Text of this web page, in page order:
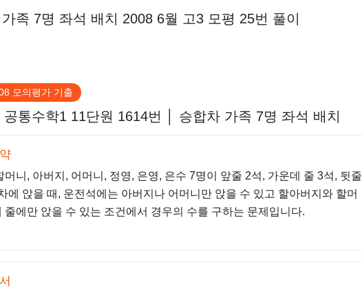
족 7명 좌석 배치 2008 6월 고3 모평 25번 풀이
모의평가 기출
통수학1 11단원 1614번 │ 승합차 가족 7명 좌석 배치
머니, 아버지, 어머니, 정영, 은영, 은수 7명이 앞줄 2석, 가운데 줄 3석, 뒷줄
에 앉을 때, 운전석에는 아버지나 어머니만 앉을 수 있고 할아버지와 할머
줄에만 앉을 수 있는 조건에서 경우의 수를 구하는 문제입니다.